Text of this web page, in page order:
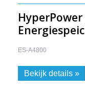
HyperPower
ES-A4800
Bekijk details »